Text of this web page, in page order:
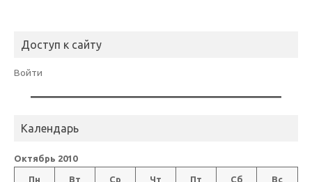
Доступ к сайту
Войти
Календарь
Октябрь 2010
Пн Вт Ср Чт Пт Сб Вс